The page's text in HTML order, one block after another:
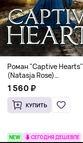
Роман "Captive Hearts"
(Natasja Rose)
Романтическое фэнтези
1 560 ₽
КУПИТЬ
NEW СЕГОДНЯ ДЕШЕВЛЕ